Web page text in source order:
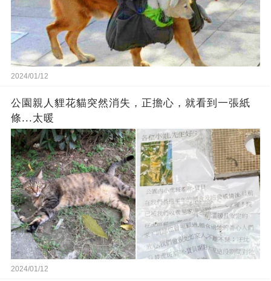
2024/01/12
公園親人貍花貓突然消失，正擔心，就看到一張紙
條...太暖
2024/01/12